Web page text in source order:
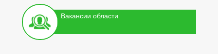
Вакансии области